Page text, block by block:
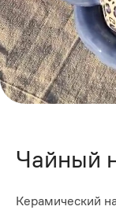
Чайный
Керамический